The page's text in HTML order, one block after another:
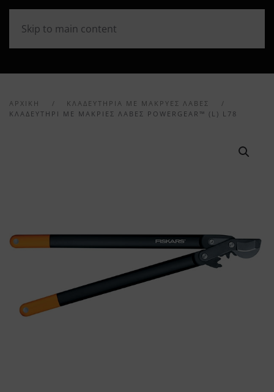
Skip to main content
ΑΡΧΙΚΉ
ΚΛΑΔΕΥΤΗΡΙΑ ΜΕ ΜΑΚΡΥΕΣ ΛΑΒΕΣ
ΚΛΑΔΕΥΤΉΡΙ ΜΕ ΜΑΚΡΙΈΣ ΛΑΒΈΣ POWERGEAR™ (L) L78